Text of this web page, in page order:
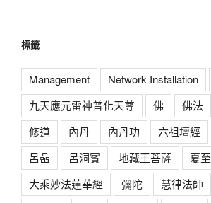
標籤
Management Network Installation
九天應元雷神普化天尊
佛 佛法
修道
內丹 內丹功 六祖壇經
呂喦
呂洞賓 地藏王菩薩
夏至
大乘妙法蓮華經
彌陀 慧律法師